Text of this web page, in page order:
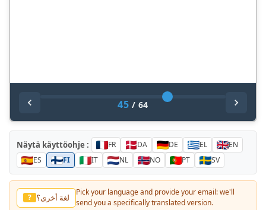
45 / 64
Näytä käyttöohje : FR DA DE EL
EN
ES
FI IT NL NO PT SV
? لغة أخرى؟
Pick your language and provide your email: we'll
send you a specifically translated version.